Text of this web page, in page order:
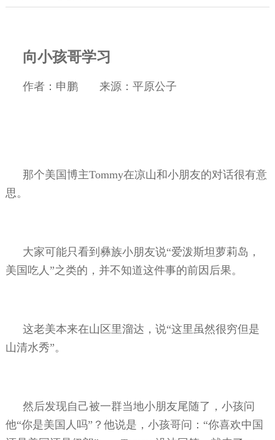
向小孩哥学习
作者：申鹏 来源：平原公子
那个美国博主Tommy在凉山和小朋友的对话很有意
思。
大家可能只看到彝族小朋友说“爱泼斯坦萝莉岛，
美国吃人”之类的，并不知道这件事的前因后果。
这老美本来在山区里溜达，说“这里虽然很穷但是
山清水秀”。
然后发现自己被一群当地小朋友尾随了，小孩问
他“你是美国人吗”？他说是，小孩哥问：“你喜欢中国